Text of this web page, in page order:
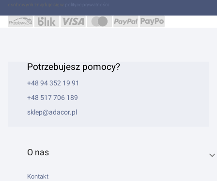
osobowych znajduje się w
Potrzebujesz pomocy?
+48 94 352 19 91
+48 517 706 189
sklep@adacor.pl
Linki w stopce
O nas
Kontakt